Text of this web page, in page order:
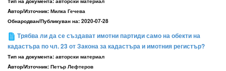
Aвтор/Източник: Милка Гечева
Обнародван/Публикуван на: 2020-07-28
Трябва ли да се създават имотни партиди само на обекти на
кадастъра по чл. 23 от Закона за кадастъра и имотния регистър?
Тип на документа: авторски материал
Aвтор/Източник: Петър Лефтеров